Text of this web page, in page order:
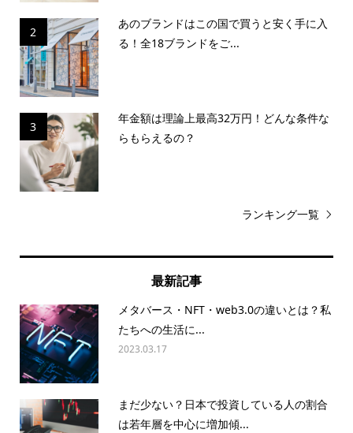
2
あのブランドはこの国で買うと安く手に入
る！全18ブランドをご...
3
年金額は理論上最高32万円！どんな条件な
らもらえるの？
ランキング一覧
最新記事
メタバース・NFT・web3.0の違いとは？私
たちへの生活に...
2023.03.17
まだ少ない？日本で投資している人の割合
は若年層を中心に増加傾...